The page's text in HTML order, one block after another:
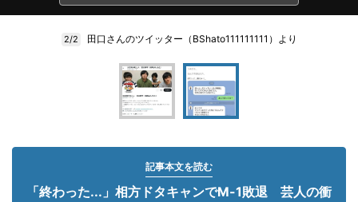
2/2 田口さんのツイッター（BShato111111111）より
記事本文を読む
「終わった...」相方ドタキャンでM-1敗退 芸人の衝